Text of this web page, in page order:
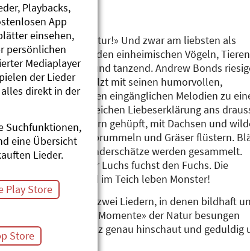
Bond
ich nur mee i de Natur!» Und zwar am liebsten als
und Entdecker mit den einheimischen Vögeln,
singend, spielend und tanzend. Andrew Bonds
verschmilzt mit seinen humorvollen,
Texten und seinen eingänglichen Melodien zu
abwechslungsreichen Liebeserklärung ans
wird mit Heugümpern gehüpft, mit Dachsen und
getanzt. Hummeln brummeln und Gräser flüstern.
und Waldwichtelwunderschätze werden gesammelt.
und Igel heiraten. Der Luchs fuchst den Fuchs. Die
machen Ferien und im Teich leben Monster!
wird die CD von zwei Liedern, in denen bildhaft
die «magischen Momente» der Natur besungen
– wenn man nur ganz genau hinschaut und geduldig
Sinnen erlebt.
Playbacks,
App
einsehen,
persönlichen
Mediaplayer
der Lieder
direkt in der
Suchfunktionen,
eine Übersicht
Lieder.
Play Store
Store